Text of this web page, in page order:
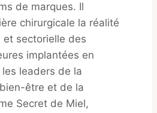
de marques. Il
chirurgicale la réalité
et sectorielle des
implantées en
leaders de la
être et de la
Secret de Miel,